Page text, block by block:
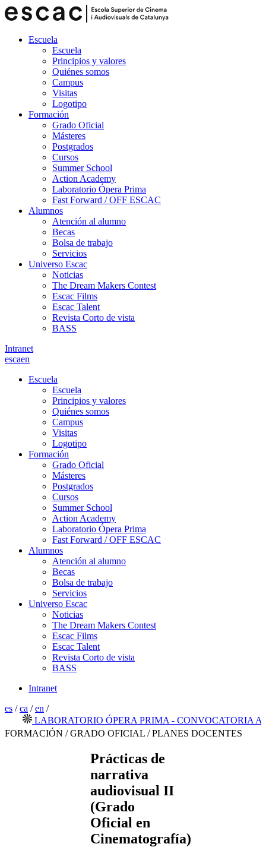
Escuela
Escuela
Principios y valores
Quiénes somos
Campus
Visitas
Logotipo
Formación
Grado Oficial
Másteres
Postgrados
Cursos
Summer School
Action Academy
Laboratorio Ópera Prima
Fast Forward / OFF ESCAC
Alumnos
Atención al alumno
Becas
Bolsa de trabajo
Servicios
Universo Escac
Noticias
The Dream Makers Contest
Escac Films
Escac Talent
Revista Corto de vista
BASS
Intranet
escaen
Escuela
Escuela
Principios y valores
Quiénes somos
Campus
Visitas
Logotipo
Formación
Grado Oficial
Másteres
Postgrados
Cursos
Summer School
Action Academy
Laboratorio Ópera Prima
Fast Forward / OFF ESCAC
Alumnos
Atención al alumno
Becas
Bolsa de trabajo
Servicios
Universo Escac
Noticias
The Dream Makers Contest
Escac Films
Escac Talent
Revista Corto de vista
BASS
Intranet
es /ca /en /
LABORATORIO ÓPERA PRIMA - CONVOCATORIA
FORMACIÓN / GRADO OFICIAL / PLANES DOCENTES
Prácticas de
narrativa
audiovisual II
(Grado
Oficial en
Cinematografía)